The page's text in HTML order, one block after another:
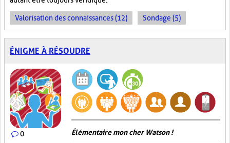
Valorisation des connaissances (12) Sondage (5)
ÉNIGME À RÉSOUDRE
0 Élémentaire mon cher Watson !